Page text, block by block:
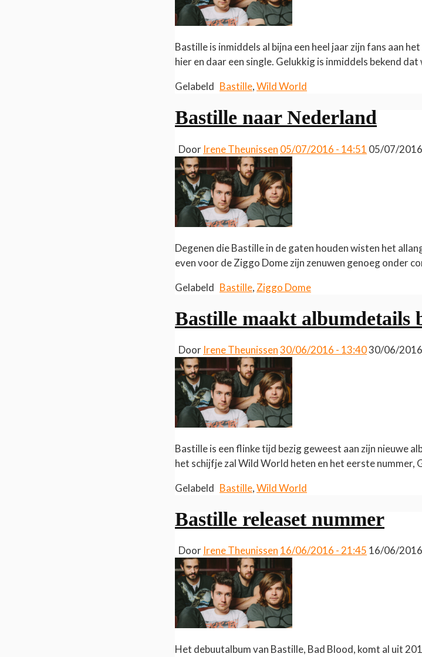
Bastille is inmiddels al bijna een heel jaar zijn fans aan
hier en daar een single. Gelukkig is inmiddels bekend
Gelabeld Bastille,Wild World
Bastille naar Nederland
Door Irene Theunissen 05/07/2016 - 14:51 05/07/2016
Degenen die Bastille in de gaten houden wisten het
even voor de Ziggo Dome zijn zenuwen genoeg onder
Gelabeld Bastille, Ziggo Dome
Bastille maakt albumdetails
Door Irene Theunissen30/06/2016 - 13:4030/06/2016
Bastille is een flinke tijd bezig geweest aan zijn nieuwe
het schijfje zal Wild World heten en het eerste nummer,
Gelabeld Bastille,Wild World
Bastille releaset nummer
Door Irene Theunissen 16/06/2016 - 21:45 16/06/2016
Het debuutalbum van Bastille, Bad Blood, komt al uit